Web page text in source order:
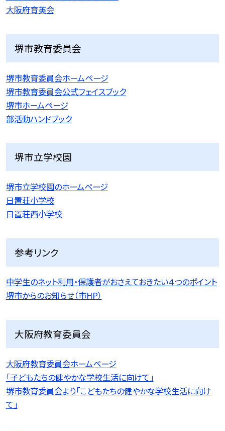
大阪府育英会
堺市教育委員会
堺市教育委員会ホームページ
堺市教育委員会公式フェイスブック
堺市ホームページ
部活動ハンドブック
堺市立学校園
堺市立学校園のホームページ
日置荘小学校
日置荘西小学校
参考リンク
中学生のネット利用・保護者がおさえておきたい４つのポイント
堺市からのお知らせ（市HP）
大阪府教育委員会
大阪府教育委員会ホームページ
「子どもたちの健やかな学校生活に向けて」
堺市教育委員会より「こどもたちの健やかな学校生活に向け
て」